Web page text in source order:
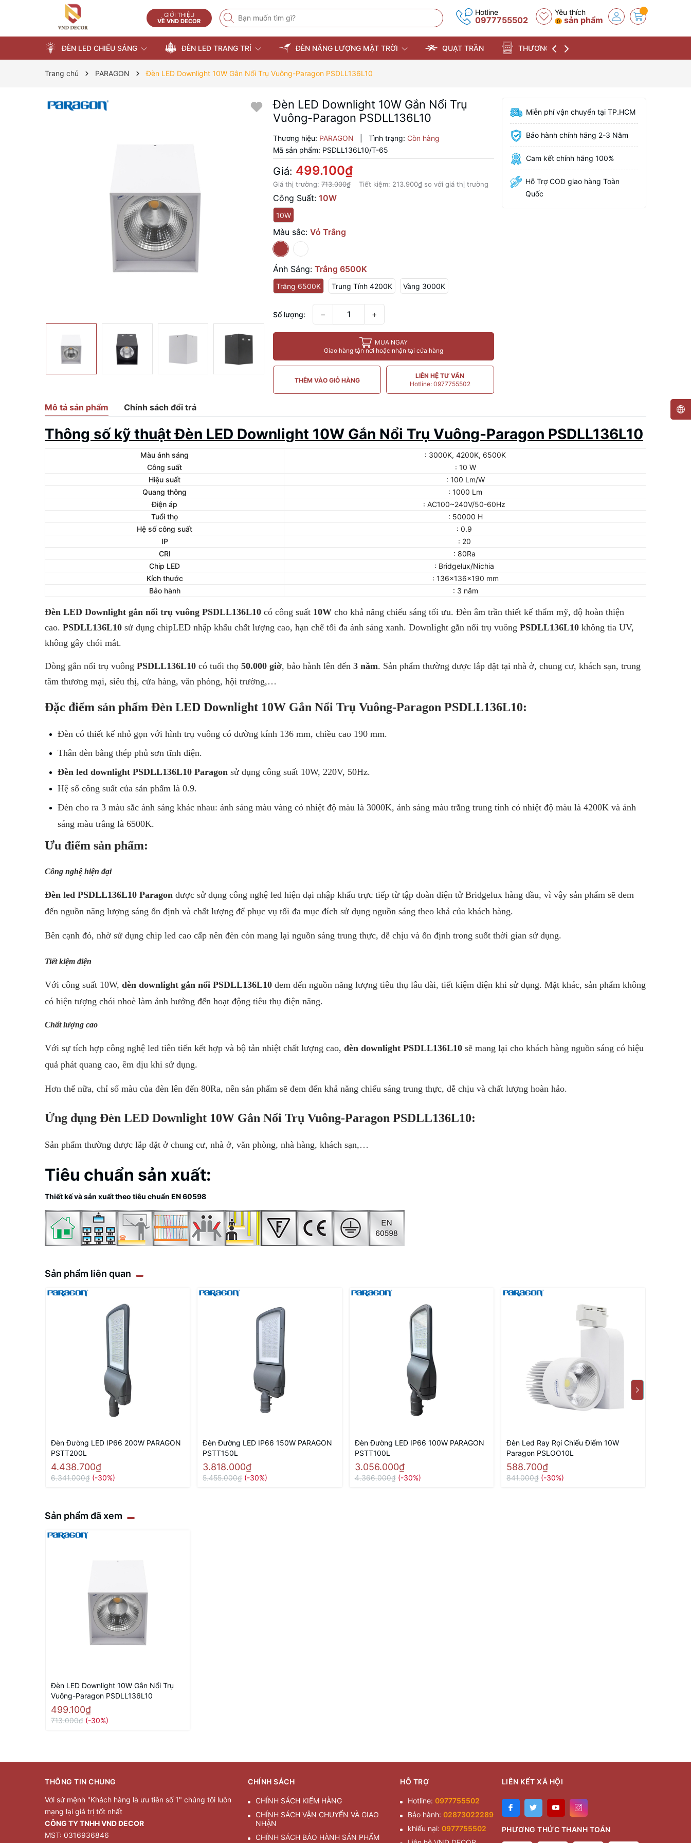
GIỚI THIỆU
VỀ VND DECOR
Hotline
0977755502
Yêu thích
0 sản phẩm
ĐÈN LED CHIẾU SÁNG ĐÈN LED TRANG TRÍ ĐÈN NĂNG LƯỢNG MẶT TRỜI QUẠT TRẦN THƯƠNG HIỆU
Trang chủ PARAGON Đèn LED Downlight 10W Gắn Nổi Trụ Vuông-Paragon PSDLL136L10
Đèn LED Downlight 10W Gắn Nổi Trụ
Vuông-Paragon PSDLL136L10
Thương hiệu: PARAGON Tình trạng: Còn hàng
Mã sản phẩm: PSDLL136L10/T-65
Giá: 499.100₫
Giá thị trường:713.000₫ Tiết kiệm: 213.900₫ so với giá thị trường
Công Suất:10W
10W
Màu sắc:Vỏ Trắng
Ánh Sáng:Trắng 6500K
Trắng 6500K Trung Tính 4200K Vàng 3000K
Số lượng: − +
MUA NGAY
Giao hàng tận nơi hoặc nhận tại cửa hàng
THÊM VÀO GIỎ HÀNG
LIÊN HỆ TƯ VẤN
Hotline: 0977755502
Miễn phí vận chuyển tại TP.HCM
Bảo hành chính hãng 2-3 Năm
Cam kết chính hãng 100%
Hỗ Trợ COD giao hàng Toàn
Quốc
Mô tả sản phẩm Chính sách đổi trả
Thông số kỹ thuật Đèn LED Downlight 10W Gắn Nổi Trụ Vuông-Paragon PSDLL136L10
Màu ánh sáng
: 3000K, 4200K, 6500K
Công suất
: 10 W
Hiệu suất
: 100 Lm/W
Quang thông
: 1000 Lm
Điện áp
: AC100~240V/50-60Hz
Tuổi thọ
: 50000 H
Hệ số công suất
: 0.9
IP
: 20
CRI
: 80Ra
Chip LED
: Bridgelux/Nichia
Kích thước
: 136x136x190 mm
Bảo hành
: 3 năm
Đèn LED Downlight gắn nổi trụ vuông PSDLL136L10 có công suất 10W cho khả năng chiếu sáng tối ưu. Đèn âm trần thiết kế thẩm mỹ, độ hoàn thiện
cao. PSDLL136L10 sử dụng chipLED nhập khẩu chất lượng cao, hạn chế tối đa ánh sáng xanh. Downlight gắn nổi trụ vuông PSDLL136L10 không tia UV,
không gây chói mắt.
Dòng gắn nổi trụ vuông PSDLL136L10 có tuổi thọ 50.000 giờ, bảo hành lên đến 3 năm. Sản phẩm thường được lắp đặt tại nhà ở, chung cư, khách sạn, trung
tâm thương mại, siêu thị, cửa hàng, văn phòng, hội trường,…
Đặc điểm sản phẩm Đèn LED Downlight 10W Gắn Nổi Trụ Vuông-Paragon PSDLL136L10:
Đèn có thiết kế nhỏ gọn với hình trụ vuông có đường kính 136 mm, chiều cao 190 mm.
Thân đèn bằng thép phủ sơn tĩnh điện.
Đèn led downlight PSDLL136L10 Paragon sử dụng công suất 10W, 220V, 50Hz.
Hệ số công suất của sản phẩm là 0.9.
Đèn cho ra 3 màu sắc ánh sáng khác nhau: ánh sáng màu vàng có nhiệt độ màu là 3000K, ánh sáng màu trắng trung tính có nhiệt độ màu là 4200K và ánh
sáng màu trắng là 6500K.
Ưu điểm sản phẩm:
Công nghệ hiện đại
Đèn led PSDLL136L10 Paragon được sử dụng công nghệ led hiện đại nhập khẩu trực tiếp từ tập đoàn điện tử Bridgelux hàng đầu, vì vậy sản phẩm sẽ đem
đến nguồn năng lượng sáng ổn định và chất lượng để phục vụ tối đa mục đích sử dụng nguồn sáng theo khả của khách hàng.
Bên cạnh đó, nhờ sử dụng chip led cao cấp nên đèn còn mang lại nguồn sáng trung thực, dễ chịu và ổn định trong suốt thời gian sử dụng.
Tiết kiệm điện
Với công suất 10W, đèn downlight gắn nổi PSDLL136L10 đem đến nguồn năng lượng tiêu thụ lâu dài, tiết kiệm điện khi sử dụng. Mặt khác, sản phẩm không
có hiện tượng chói nhoè làm ảnh hưởng đến hoạt động tiêu thụ điện năng.
Chất lượng cao
Với sự tích hợp công nghệ led tiên tiến kết hợp và bộ tản nhiệt chất lượng cao, đèn downlight PSDLL136L10 sẽ mang lại cho khách hàng nguồn sáng có hiệu
quả phát quang cao, êm dịu khi sử dụng.
Hơn thế nữa, chỉ số màu của đèn lên đến 80Ra, nên sản phẩm sẽ đem đến khả năng chiếu sáng trung thực, dễ chịu và chất lượng hoàn hảo.
Ứng dụng Đèn LED Downlight 10W Gắn Nổi Trụ Vuông-Paragon PSDLL136L10:
Sản phẩm thường được lắp đặt ở chung cư, nhà ở, văn phòng, nhà hàng, khách sạn,…
Tiêu chuẩn sản xuất:
Thiết kế và sản xuất theo tiêu chuẩn EN 60598
Sản phẩm liên quan
Đèn Đường LED IP66 200W PARAGON
PSTT200L
4.438.700₫
6.341.000₫ (-30%)
Đèn Đường LED IP66 150W PARAGON
PSTT150L
3.818.000₫
5.455.000₫ (-30%)
Đèn Đường LED IP66 100W PARAGON
PSTT100L
3.056.000₫
4.366.000₫ (-30%)
Đèn Led Ray Rọi Chiếu Điểm 10W
Paragon PSLOO10L
588.700₫
841.000₫ (-30%)
Sản phẩm đã xem
Đèn LED Downlight 10W Gắn Nổi Trụ
Vuông-Paragon PSDLL136L10
499.100₫
713.000₫ (-30%)
THÔNG TIN CHUNG
Với sứ mệnh "Khách hàng là ưu tiên số 1" chúng tôi luôn
mạng lại giá trị tốt nhất
CÔNG TY TNHH VND DECOR
MST: 0316936846
CHÍNH SÁCH
CHÍNH SÁCH KIỂM HÀNG
CHÍNH SÁCH VẬN CHUYỂN VÀ GIAO
NHẬN
CHÍNH SÁCH BẢO HÀNH SẢN PHẨM
HỖ TRỢ
Hotline: 0977755502
Bảo hành: 02873022289
khiếu nại: 0977755502
LIÊN KẾT XÃ HỘI
PHƯƠNG THỨC THANH TOÁN